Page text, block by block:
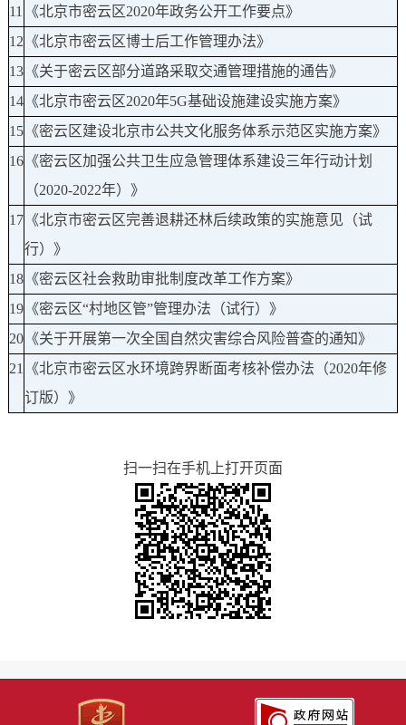
11
《北京市密云区2020年政务公开工作要点》
12 《北京市密云区博士后工作管理办法》
13 《关于密云区部分道路采取交通管理措施的通告》
14 《北京市密云区2020年5G基础设施建设实施方案》
15 《密云区建设北京市公共文化服务体系示范区实施方案》
16 《密云区加强公共卫生应急管理体系建设三年行动计划
（2020-2022年）》
17 《北京市密云区完善退耕还林后续政策的实施意见（试
行）》
18 《密云区社会救助审批制度改革工作方案》
19 《密云区“村地区管”管理办法（试行）》
20 《关于开展第一次全国自然灾害综合风险普查的通知》
21
《北京市密云区水环境跨界断面考核补偿办法（2020年修
订版）》
扫一扫在手机上打开页面